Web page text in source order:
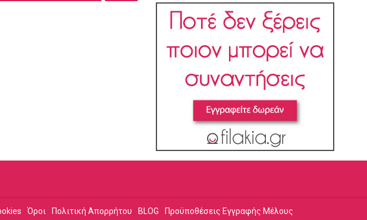
Όροι Πολιτική Απορρήτου BLOG Προϋποθέσεις Εγγραφής Μέλους